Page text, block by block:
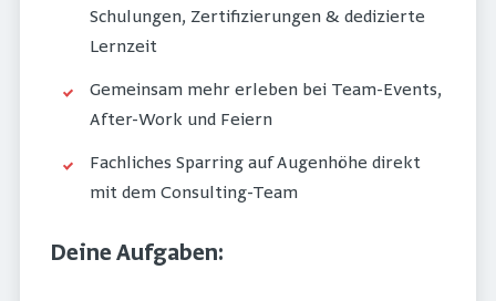
Schulungen, Zertifizierungen & dedizierte
Lernzeit
Gemeinsam mehr erleben bei Team-Events,
After-Work und Feiern
Fachliches Sparring auf Augenhöhe direkt
mit dem Consulting-Team
Deine Aufgaben: